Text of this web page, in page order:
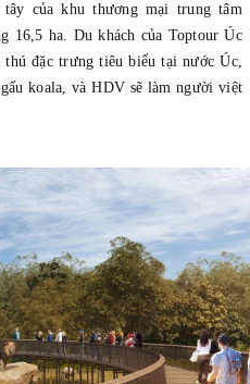
của khu thương mại trung tâm
16,5 ha. Du khách của Toptour Úc
thú đặc trưng tiêu biểu tại nước Úc,
koala, và HDV sẽ làm người việt